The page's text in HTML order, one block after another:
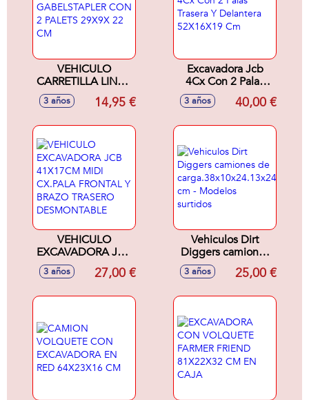
VEHICULO
CARRETILLA LINDE
GABELSTAPLER
CON 2 PALETS
3 años 14,95 €
Excavadora Jcb
4Cx Con 2 Palas
Trasera Y Delantera
52X16X19 Cm
3 años 40,00 €
VEHICULO
EXCAVADORA JCB
41X17CM MIDI
CX.PALA FRONTAL
3 años 27,00 €
Vehiculos Dirt
Diggers camiones
carga.38x10x24.13x24.13
3 años 25,00 €